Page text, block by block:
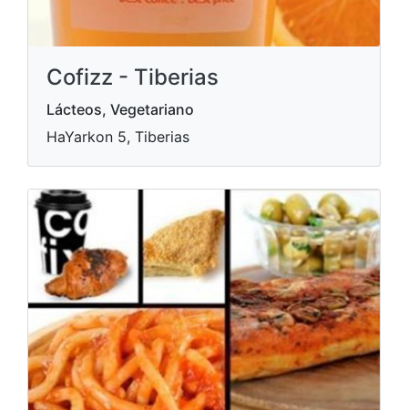
Cofizz - Tiberias
Lácteos, Vegetariano
HaYarkon 5, Tiberias